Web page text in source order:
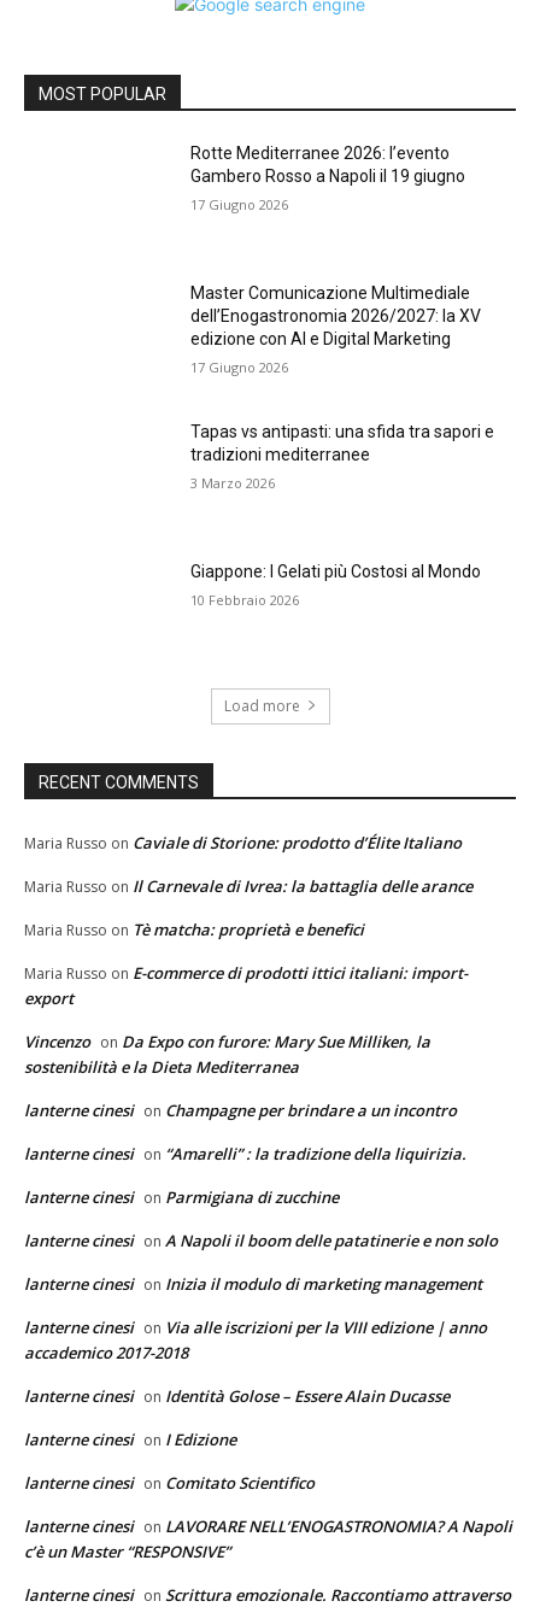
MOST POPULAR
Rotte Mediterranee 2026: l’evento
Gambero Rosso a Napoli il 19 giugno
17 Giugno 2026
Master Comunicazione Multimediale
dell’Enogastronomia 2026/2027: la XV
edizione con AI e Digital Marketing
17 Giugno 2026
Tapas vs antipasti: una sfida tra sapori e
tradizioni mediterranee
3 Marzo 2026
Giappone: I Gelati più Costosi al Mondo
10 Febbraio 2026
Load more
RECENT COMMENTS
Maria Russo on Caviale di Storione: prodotto d’Élite Italiano
Maria Russo on Il Carnevale di Ivrea: la battaglia delle arance
Maria Russo on Tè matcha: proprietà e benefici
Maria Russo on E-commerce di prodotti ittici italiani: import-
export
Vincenzo on Da Expo con furore: Mary Sue Milliken, la
sostenibilità e la Dieta Mediterranea
lanterne cinesi on Champagne per brindare a un incontro
lanterne cinesi on “Amarelli” : la tradizione della liquirizia.
lanterne cinesi on Parmigiana di zucchine
lanterne cinesi on A Napoli il boom delle patatinerie e non solo
lanterne cinesi on Inizia il modulo di marketing management
lanterne cinesi on Via alle iscrizioni per la VIII edizione | anno
accademico 2017-2018
lanterne cinesi on Identità Golose – Essere Alain Ducasse
lanterne cinesi on I Edizione
lanterne cinesi on Comitato Scientifico
lanterne cinesi on LAVORARE NELL’ENOGASTRONOMIA? A Napoli
c’è un Master “RESPONSIVE”
lanterne cinesi on Scrittura emozionale. Raccontiamo attraverso